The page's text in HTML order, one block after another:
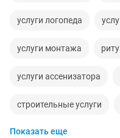
услуги логопеда
услуги монтажа
услуги ассенизатора
строительные услуги
услуги ремонта
Показать еще